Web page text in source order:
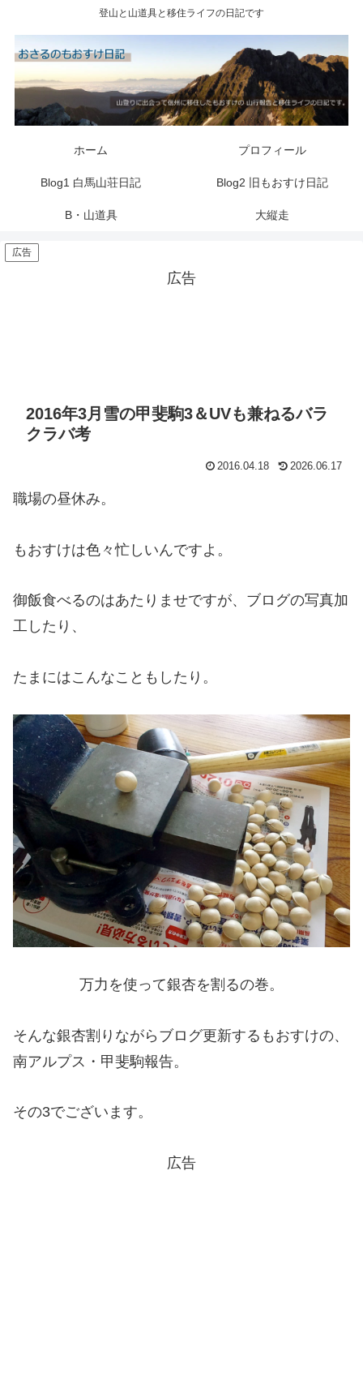
登山と山道具と移住ライフの日記です
ホーム プロフィール
Blog1 白馬山荘日記 Blog2 旧もおすけ日記
B・山道具 大縦走
広告
広告
2016年3月雪の甲斐駒3＆UVも兼ねるバラ
クラバ考
2016.04.18 2026.06.17
職場の昼休み。
もおすけは色々忙しいんですよ。
御飯食べるのはあたりませですが、ブログの写真加
工したり、
たまにはこんなこともしたり。
万力を使って銀杏を割るの巻。
そんな銀杏割りながらブログ更新するもおすけの、
南アルプス・甲斐駒報告。
その3でございます。
広告